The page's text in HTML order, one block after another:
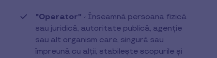
"Operator" - Înseamnă persoana fizică
sau juridică, autoritate publică, agenție
sau alt organism care, singură sau
împreună cu alții, stabilește scopurile și